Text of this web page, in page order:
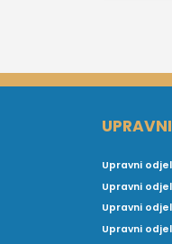
Upravni
Upravni
Upravni
Upravni